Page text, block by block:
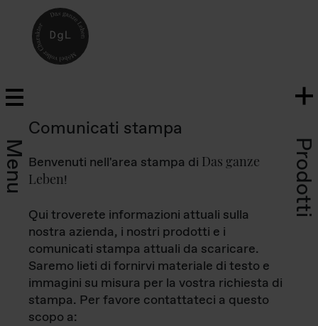
Menu Prodotti
Comunicati stampa
Benvenuti nell'area stampa di Das ganze
Leben!
Qui troverete informazioni attuali sulla
nostra azienda, i nostri prodotti e i
comunicati stampa attuali da scaricare.
Saremo lieti di fornirvi materiale di testo e
immagini su misura per la vostra richiesta di
stampa. Per favore contattateci a questo
scopo a: